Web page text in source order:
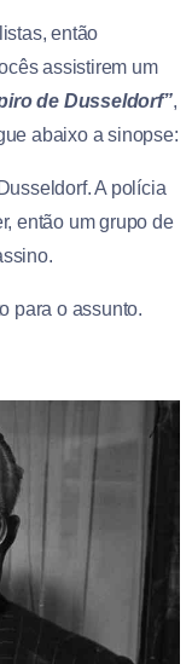
então
assistirem um
de Dusseldorf”,
abaixo a sinopse:
A polícia
então um grupo de
para o assunto.